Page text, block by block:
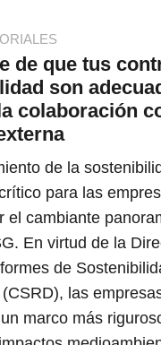
de que tus
son
colaboración
de la
para las
el cambiante
En virtud de la
de
las
marco más